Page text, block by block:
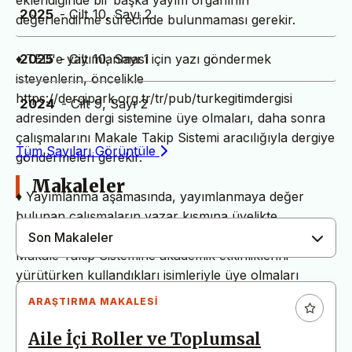
değerlendirme sürecinde bulunmaması gerekir.
♦ TED'e yayımlanması için yazı göndermek
isteyenlerin, öncelikle
https://dergipark.org.tr/tr/pub/turkegitimdergisi
adresinden dergi sistemine üye olmaları, daha sonra
çalışmalarını Makale Takip Sistemi aracılığıyla dergiye
göndermeleri gerekir.
♦ Yayımlanma aşamasında, yayımlanmaya değer
bulunan çalışmaların yazar kısmına üyelikte
kullanılan isim ekleneceğinden dolayı, yazarların,
Makale Takip Sistemine akademik etkinliklerini
yürütürken kullandıkları isimleriyle üye olmaları
gerekir.
♦ TED'e gönderilen makalelerin benzerlik (intihal)
2025 - Cilt 10, Sayı 2
2025 - Cilt 10, Sayı 1
2024 - Cilt 9, Sayı 2
Tüm Sayıları Görüntüle
Makaleler
Son Makaleler
ARAŞTIRMA MAKALESI
Aile İçi Roller ve Toplumsal